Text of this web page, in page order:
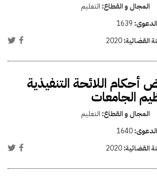
المجال و القطاع: التعليم
1639
القضائية:2020
اللائحة التنفيذية
الجامعات
المجال و القطاع: التعليم
1640
القضائية:2020